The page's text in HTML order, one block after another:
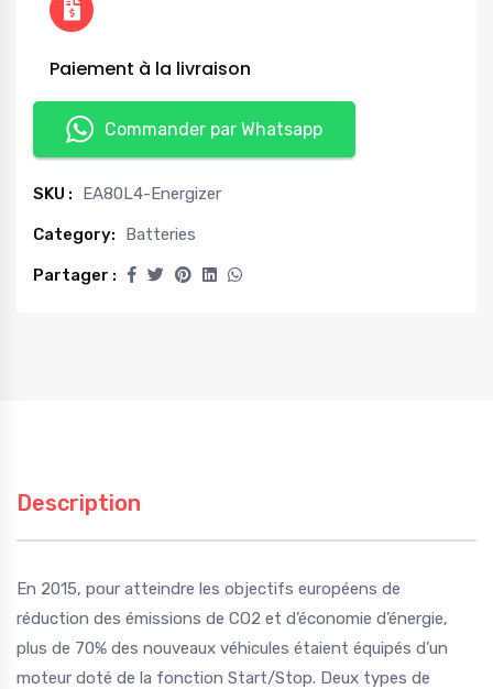
Paiement à la livraison
Commander par Whatsapp
SKU : EA80L4-Energizer
Category: Batteries
Partager :
Description
En 2015, pour atteindre les objectifs européens de
réduction des émissions de CO2 et d’économie d’énergie,
plus de 70% des nouveaux véhicules étaient équipés d’un
moteur doté de la fonction Start/Stop. Deux types de